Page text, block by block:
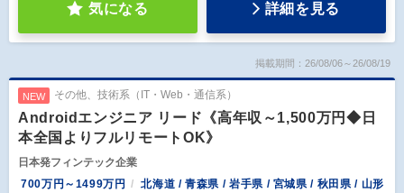
気になる 詳細を見る
掲載期間：26/08/06～26/08/19
NEW その他、技術系（IT・Web・通信系）
Androidエンジニア リード《高年収～1,500万円◆日
本全国よりフルリモートOK》
日本発フィンテック企業
700万円～1499万円
北海道 / 青森県 / 岩手県 / 宮城県 / 秋田県 / 山形